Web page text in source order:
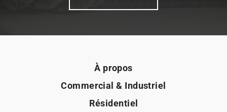
À propos
Commercial & Industriel
Résidentiel